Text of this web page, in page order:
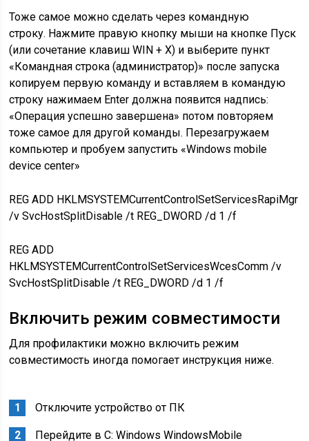
Тоже самое можно сделать через командную
строку. Нажмите правую кнопку мыши на кнопке Пуск
(или сочетание клавишWIN + X) и выберите пункт
«Командная строка (администратор)» после запуска
копируем первую команду и вставляем в командую
строку нажимаем Enter должна появится надпись:
«Операция успешно завершена» потом повторяем
тоже самое для другой команды. Перезагружаем
компьютер и пробуем запустить «Windows mobile
device center»
REG ADD HKLMSYSTEMCurrentControlSetServicesRapiMgr
/v SvcHostSplitDisable /t REG_DWORD /d 1 /f
REG ADD
HKLMSYSTEMCurrentControlSetServicesWcesComm /v
SvcHostSplitDisable /t REG_DWORD /d 1 /f
Включить режим совместимости
Для профилактики можно включить режим
совместимость иногда помогает инструкция ниже.
Отключите устройство от ПК
Перейдите в C: Windows WindowsMobile